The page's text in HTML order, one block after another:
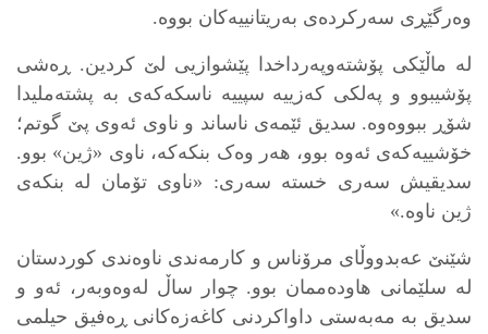
وەرگێڕی سەرکردەی بەریتانییەکان بووە.
لە ماڵێکی پۆشتەوپەرداخدا پێشوازیی لێ کردین. ڕەشی
پۆشیبوو و پەلکی کەزییە سپییە ناسکەکەی بە پشتەملیدا
شۆڕ ببووەوە. سدیق ئێمەی ناساند و ناوی ئەوی پێ گوتم؛
خۆشییەکەی ئەوە بوو، هەر وەک بنکەکە، ناوی «ژین» بوو.
سدیقیش سەری خستە سەری: «ناوی تۆمان لە بنکەی
ژین ناوە.»
شێنێ عەبدووڵای مرۆناس و کارمەندی ناوەندی کوردستان
لە سلێمانی هاودەممان بوو. چوار ساڵ لەوەوبەر، ئەو و
سدیق بە مەبەستی داواکردنی کاغەزەکانی ڕەفیق حیلمی